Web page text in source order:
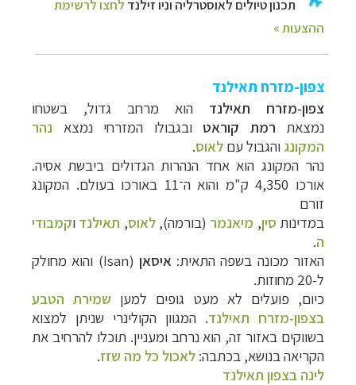
צפון-מזרח תאילנד
צפון-מזרח תאילנד הוא מרחב גדול, בשטחו
נמצאת רמת קוראט ובגבולו המזרחי נמצא נהר
המקונגוהגבול עם לאוס.
נהר המקונג הוא אחד הנהרות הגדולים ביבשת אסיה.
אורכו 4,350 ק"מ והוא ה־11 באורכו בעולם. המקונג
זורם
במדינות סין, מיאנמר (בורמה),לאוס, תאילנד וקמבודי
ה.
האזור מכונה בשפה התאית: איסאן
(Isan) והוא מחולק
ל-20 מחוזות.
כיום, פועלים לא מעט גופים למען שמירת הטבע
בצפון-מזרח תאילנד. המגוון הקולינרי שניתן למצוא
בשווקים באזור זה, הוא נרחב ומעניין. תוכלו להרחיב את
הקריאה בנושא, בכתבה: לאכול כל מה שזז.
לינה בצפון תאילנד